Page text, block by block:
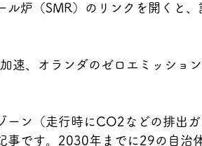
炉（SMR）のリンクを開くと、
速、オランダのゼロエミッショ
ーン（走行時にCO2などの排出ガ
事です。2030年までに29の自治